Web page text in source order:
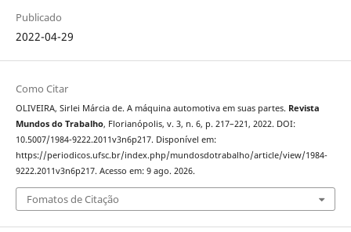
Publicado
2022-04-29
Como Citar
OLIVEIRA, Sirlei Márcia de. A máquina automotiva em suas partes. Revista
Mundos do Trabalho, Florianópolis, v. 3, n. 6, p. 217–221, 2022. DOI:
10.5007/1984-9222.2011v3n6p217. Disponível em:
https://periodicos.ufsc.br/index.php/mundosdotrabalho/article/view/1984-
9222.2011v3n6p217. Acesso em: 9 ago. 2026.
Fomatos de Citação